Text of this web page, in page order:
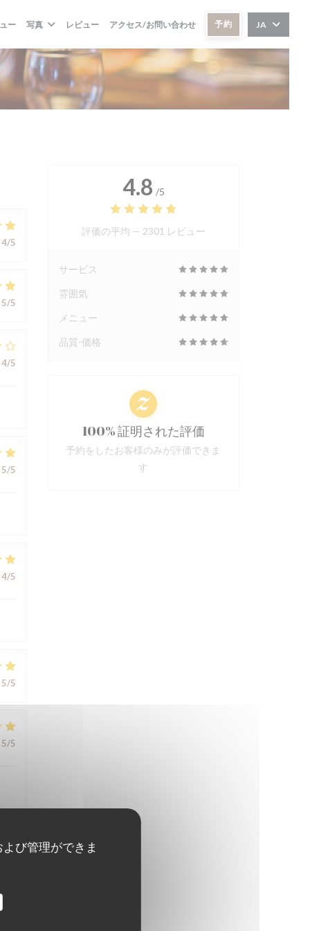
び管理ができま
ー 写真 レビュー アクセス/お問い合わせ 予約 JA
4/5
5/5
4/5
5/5
4/5
5/5
5/5
5/5
5
4.8 /5
評価の平均 — 2301 レビュー
サービス
雰囲気
メニュー
品質-価格
100% 証明された評価
予約をしたお客様のみが評価できま
す